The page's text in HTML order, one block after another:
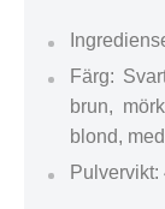
Färg:
brun,
blond,
Pulvervikt: